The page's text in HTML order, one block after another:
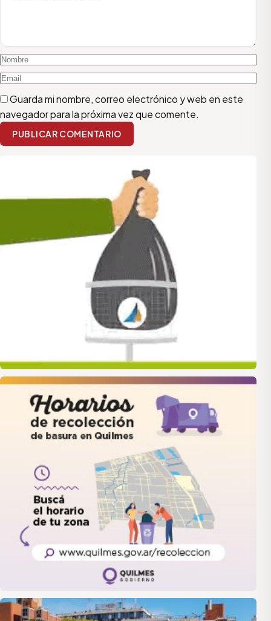
Guarda mi nombre, correo electrónico y web en este
navegador para la próxima vez que comente.
PUBLICAR COMENTARIO
quilmes
LANUS